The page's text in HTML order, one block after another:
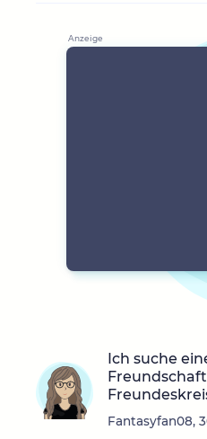
Ich suche
Fantasyfan08,